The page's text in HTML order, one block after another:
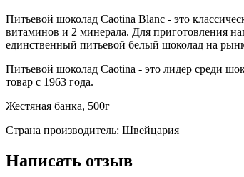
Питьевой шоколад Caotina Blanc - это
витаминов и 2 минерала. Для приготовления
единственный питьевой белый шоколад на
Питьевой шоколад Caotina - это лидер среди
товар с 1963 года.
Жестяная банка, 500г
Страна производитель: Швейцария
Написать отзыв